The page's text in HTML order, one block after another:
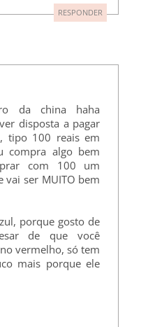
RESPONDER
da china haha
disposta a pagar
tipo 100 reais em
compra algo bem
com 100 um
vai ser MUITO bem
porque gosto de
de que você
vermelho, só tem
mais porque ele